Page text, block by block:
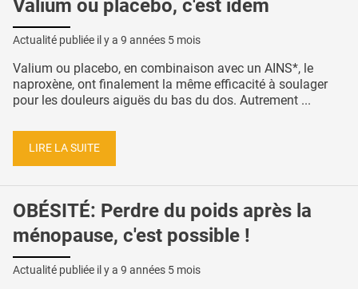
Valium ou placebo, c'est idem
Actualité publiée il y a 9 années 5 mois
Valium ou placebo, en combinaison avec un AINS*, le
naproxène, ont finalement la même efficacité à soulager
pour les douleurs aiguës du bas du dos. Autrement ...
LIRE LA SUITE
OBÉSITÉ: Perdre du poids après la
ménopause, c'est possible !
Actualité publiée il y a 9 années 5 mois